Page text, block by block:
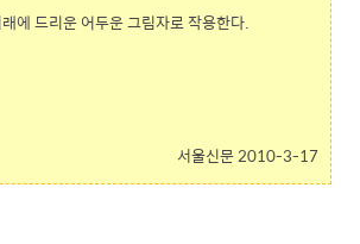
에 드리운 어두운 그림자로 작용한다.
서울신문 2010-3-17